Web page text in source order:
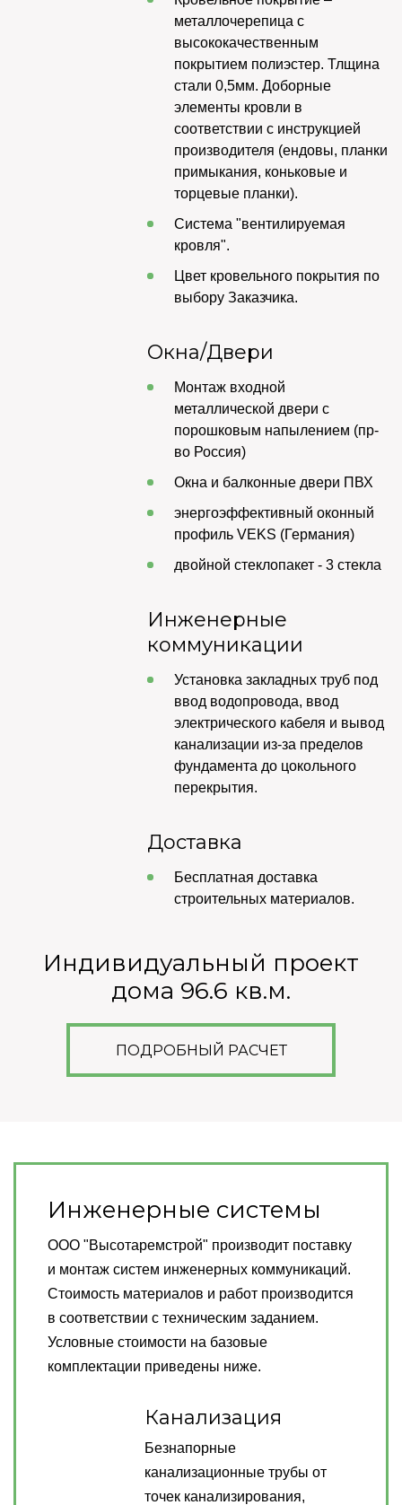
металлочерепица с
высококачественным
покрытием полиэстер. Тлщина
стали 0,5мм. Доборные
элементы кровли в
соответствии с инструкцией
производителя (ендовы, планки
примыкания, коньковые и
торцевые планки).
Система "вентилируемая
кровля".
Цвет кровельного покрытия по
выбору Заказчика.
Окна/Двери
Монтаж входной
металлической двери с
порошковым напылением (пр-
во Россия)
Окна и балконные двери ПВХ
энергоэффективный оконный
профиль VEKS (Германия)
двойной стеклопакет - 3 стекла
Инженерные
коммуникации
Установка закладных труб под
ввод водопровода, ввод
электрического кабеля и вывод
канализации из-за пределов
фундамента до цокольного
перекрытия.
Доставка
Бесплатная доставка
строительных материалов.
Индивидуальный проект
дома 96.6 кв.м.
ПОДРОБНЫЙ РАСЧЕТ
Инженерные системы
ООО "Высотаремстрой" производит поставку
и монтаж систем инженерных коммуникаций.
Стоимость материалов и работ производится
в соответствии с техническим заданием.
Условные стоимости на базовые
комплектации приведены ниже.
Канализация
Безнапорные
канализационные трубы от
точек канализирования,